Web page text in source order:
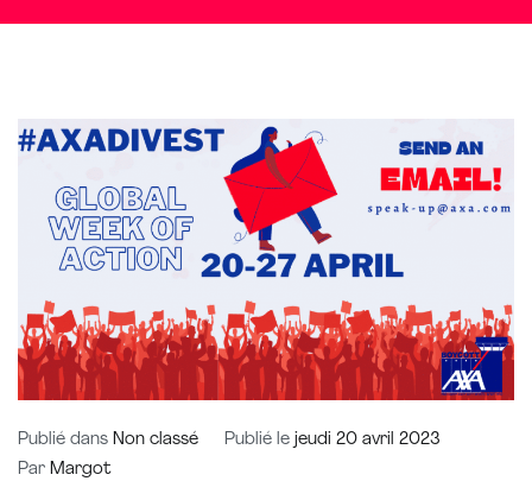
Publié dans Non classé Publié le jeudi 20 avril 2023
Par Margot